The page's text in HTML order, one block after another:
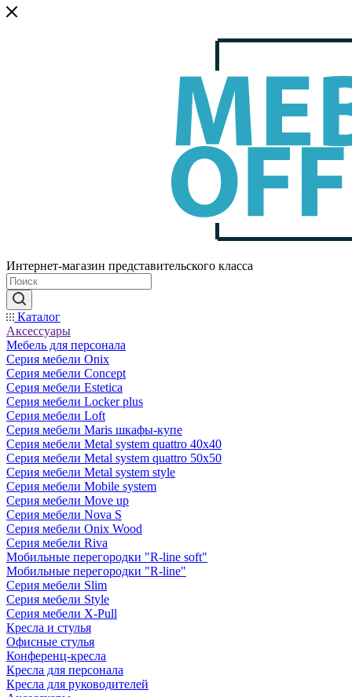
Интернет-магазин представительского класса
Каталог
Аксессуары
Мебель для персонала
Серия мебели Onix
Серия мебели Concept
Серия мебели Estetica
Серия мебели Locker plus
Серия мебели Loft
Серия мебели Maris шкафы-купе
Серия мебели Metal system quattro 40x40
Серия мебели Metal system quattro 50x50
Серия мебели Metal system style
Серия мебели Mobile system
Серия мебели Move up
Серия мебели Nova S
Серия мебели Onix Wood
Серия мебели Riva
Мобильные перегородки "R-line soft"
Мобильные перегородки "R-line"
Серия мебели Slim
Серия мебели Style
Серия мебели X-Pull
Кресла и стулья
Офисные стулья
Конференц-кресла
Кресла для персонала
Кресла для руководителей